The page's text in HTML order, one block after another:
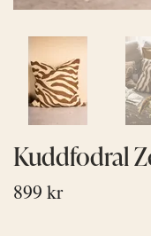
Kuddfodral
899 kr